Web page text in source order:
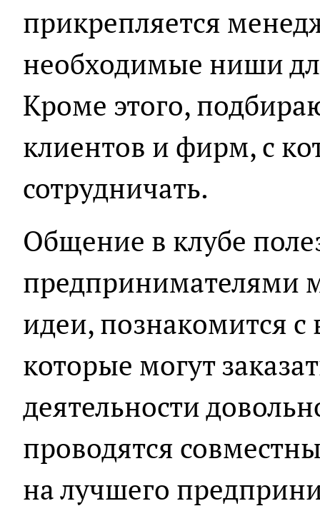
прикрепляется
необходимые ниши
Кроме этого,
клиентов и фирм, с
сотрудничать.
Общение в клубе
предпринимателями
идеи, познакомится
которые могут
деятельности
проводятся
на лучшего